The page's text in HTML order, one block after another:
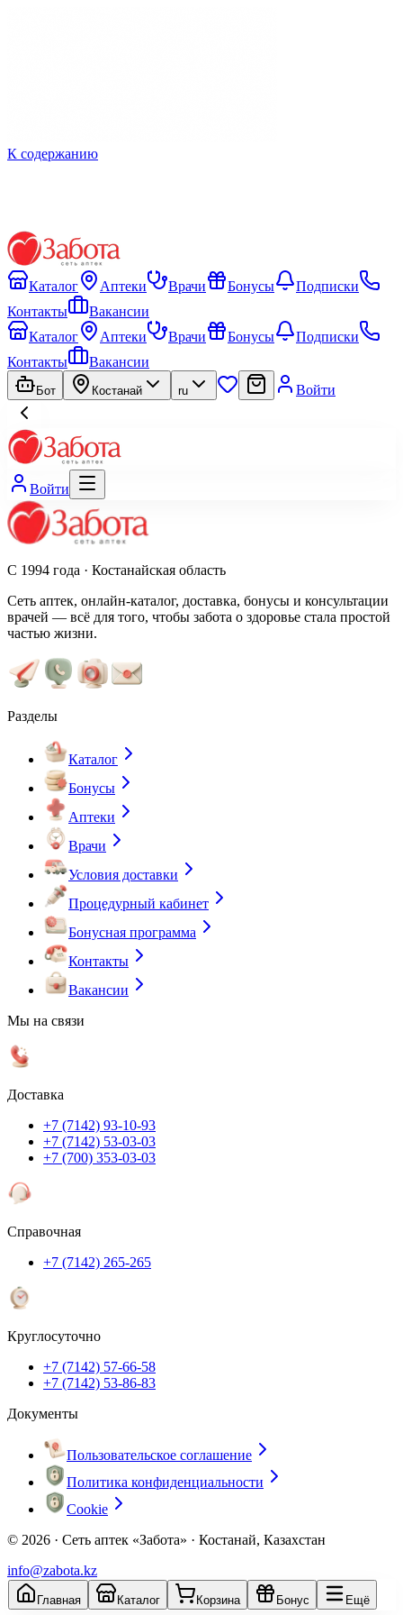
К содержанию
Каталог Аптеки Врачи Бонусы
Подписки
Контакты
Вакансии
Каталог
Аптеки Врачи Бонусы
Подписки
Контакты
Вакансии
Бот Костанай ru Войти
Войти
С 1994 года · Костанайская область
Сеть аптек, онлайн-каталог, доставка, бонусы и консультации
врачей — всё для того, чтобы забота о здоровье стала простой
частью жизни.
Разделы
Каталог
Бонусы
Аптеки
Врачи
Условия доставки
Процедурный кабинет
Бонусная программа
Контакты
Вакансии
Мы на связи
Доставка
+7 (7142) 93-10-93
+7 (7142) 53-03-03
+7 (700) 353-03-03
Справочная
+7 (7142) 265-265
Круглосуточно
+7 (7142) 57-66-58
+7 (7142) 53-86-83
Документы
Пользовательское соглашение
Политика конфиденциальности
Cookie
© 2026 · Сеть аптек «Забота» · Костанай, Казахстан
info@zabota.kz
Главная Каталог Корзина Бонус Ещё